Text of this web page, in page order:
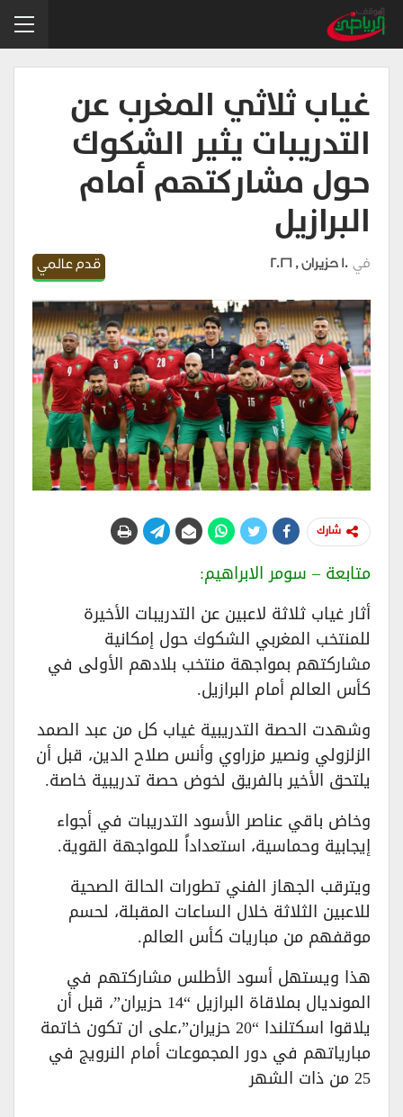
غياب ثلاثي المغرب عن
التدريبات يثير الشكوك
حول مشاركتهم أمام
البرازيل
قدم عالمي في 10 حزيران , 2026
شارك
متابعة – سومر الابراهيم:
أثار غياب ثلاثة لاعبين عن التدريبات الأخيرة
للمنتخب المغربي الشكوك حول إمكانية
مشاركتهم بمواجهة منتخب بلادهم الأولى في
كأس العالم أمام البرازيل.
وشهدت الحصة التدريبية غياب كل من عبد الصمد
الزلزولي ونصير مزراوي وأنس صلاح الدين، قبل أن
يلتحق الأخير بالفريق لخوض حصة تدريبية خاصة.
وخاض باقي عناصر الأسود التدريبات في أجواء
إيجابية وحماسية، استعداداً للمواجهة القوية.
ويترقب الجهاز الفني تطورات الحالة الصحية
للاعبين الثلاثة خلال الساعات المقبلة، لحسم
موقفهم من مباريات كأس العالم.
هذا ويستهل أسود الأطلس مشاركتهم في
المونديال بملاقاة البرازيل “14 حزيران”، قبل أن
يلاقوا اسكتلندا “20 حزيران”،على ان تكون خاتمة
مبارياتهم في دور المجموعات أمام النرويج في
25 من ذات الشهر